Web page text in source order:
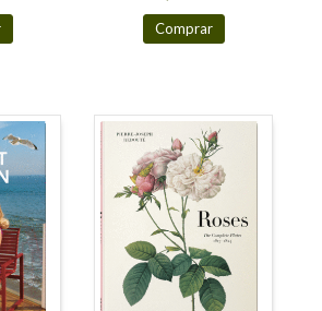
Comprar